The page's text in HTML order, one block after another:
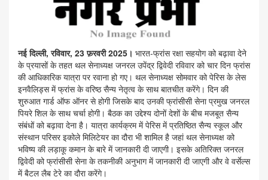
नई दिल्ली, रविवार, 23 फ़रवरी 2025। भारत-फ्रांस रक्षा सहयोग को बढ़ावा देने
के प्रयासों के तहत थल सेनाध्यक्ष जनरल उपेंद्र द्विवेदी रविवार को चार दिन फ्रांस
की आधिकारिक यात्रा पर रवाना हो गए। थल सेनाध्यक्ष सोमवार को पेरिस के लेस
इनवैलिड्स में फ्रांस के वरिष्ठ सैन्य नेतृत्व के साथ बातचीत करेंगे। दिन की
शुरुआत गार्ड ऑफ ऑनर से होगी जिसके बाद उनकी फ्रांसीसी सेना प्रमुख जनरल
पियरे शिल के साथ चर्चा होगी। बैठक का उद्देश्य दोनों देशों के बीच मजबूत सैन्य
संबंधों को बढ़ावा देना है। यात्रा कार्यक्रम में पेरिस में प्रतिष्ठित सैन्य स्कूल और
संस्थान परिसर इकोले मिलिटेयर का दौरा भी शामिल है जहां थल सेनाध्यक्ष को
भविष्य की लड़ाकू कमान के बारे में जानकारी दी जाएगी। इसके अतिरिक्त जनरल
द्विवेदी को फ्रांसीसी सेना के तकनीकी अनुभाग में जानकारी दी जाएगी और वे वर्सेल्स
में बैटल लैब टेरे का दौरा करेंगे।